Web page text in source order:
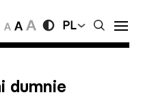
PL
dumnie